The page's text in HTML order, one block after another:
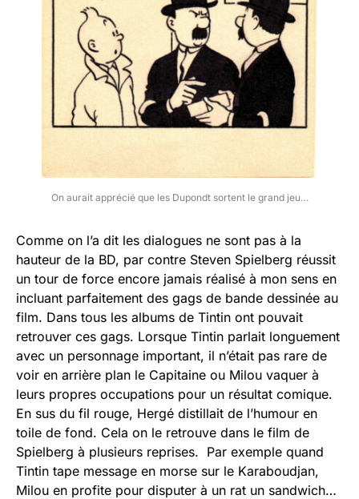
On aurait apprécié que les Dupondt sortent le grand jeu…
Comme on l’a dit les dialogues ne sont pas à la
hauteur de la BD, par contre Steven Spielberg réussit
un tour de force encore jamais réalisé à mon sens en
incluant parfaitement des gags de bande dessinée au
film. Dans tous les albums de Tintin ont pouvait
retrouver ces gags. Lorsque Tintin parlait longuement
avec un personnage important, il n’était pas rare de
voir en arrière plan le Capitaine ou Milou vaquer à
leurs propres occupations pour un résultat comique.
En sus du fil rouge, Hergé distillait de l’humour en
toile de fond. Cela on le retrouve dans le film de
Spielberg à plusieurs reprises. Par exemple quand
Tintin tape message en morse sur le Karaboudjan,
Milou en profite pour disputer à un rat un sandwich…